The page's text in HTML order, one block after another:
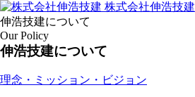
株式会社伸浩技建
伸浩技建について
Our Policy
伸浩技建について
理念・ミッション・ビジョン